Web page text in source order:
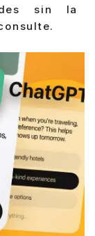
sin la